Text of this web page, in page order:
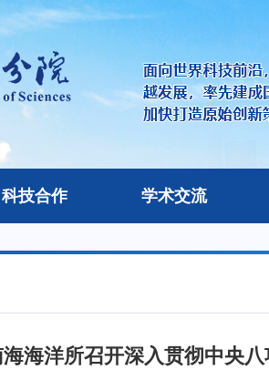
科技合作 学术交流
海洋所召开深入贯彻中央